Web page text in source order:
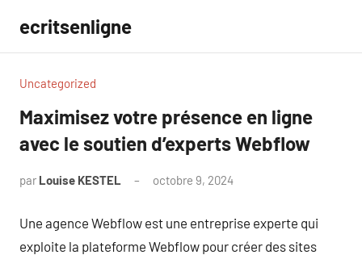
contenu
ecritsenligne
Uncategorized
Maximisez votre présence en ligne
avec le soutien d’experts Webflow
par Louise KESTEL octobre 9, 2024
Une agence Webflow est une entreprise experte qui
exploite la plateforme Webflow pour créer des sites